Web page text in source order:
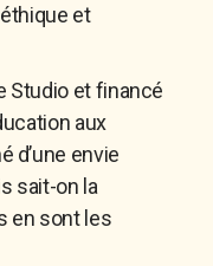
éthique et
Studio et financé
aux
d’une envie
sait-on la
en sont les